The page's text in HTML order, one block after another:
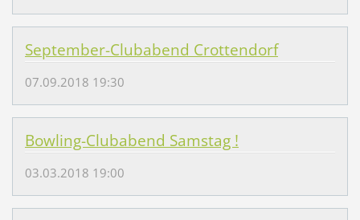
September-Clubabend Crottendorf
07.09.2018 19:30
Bowling-Clubabend Samstag !
03.03.2018 19:00